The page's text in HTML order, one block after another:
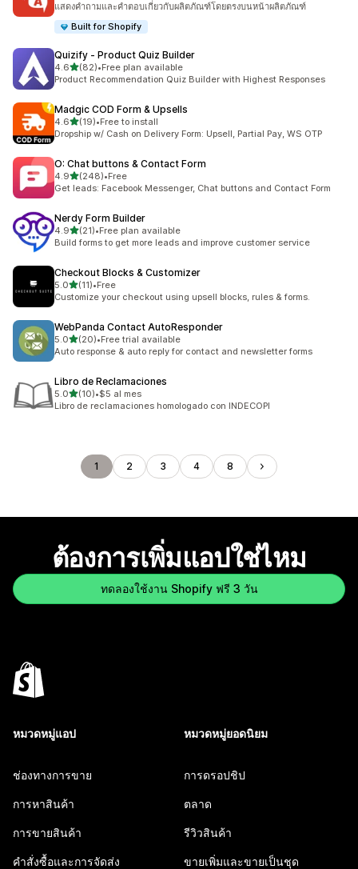
แสดงคำถามและคำตอบเกี่ยวกับผลิตภัณฑ์โดยตรงบนหน้าผลิตภัณฑ์
Built for Shopify
Quizify ‑ Product Quiz Builder
4.6เต็ม 5 ดาว
(82)
ทั้งหมด 82 รีวิว
•Free plan available
Product Recommendation Quiz Builder with Highest Responses
Madgic COD Form & Upsells
4.6เต็ม 5 ดาว
(19)
ทั้งหมด 19 รีวิว
•Free to install
Dropship w/ Cash on Delivery Form: Upsell, Partial Pay, WS OTP
O: Chat buttons & Contact Form
4.9เต็ม 5 ดาว
(248)
ทั้งหมด 248 รีวิว
•Free
Get leads: Facebook Messenger, Chat buttons and Contact Form
Nerdy Form Builder
4.9เต็ม 5 ดาว
(21)
ทั้งหมด 21 รีวิว
•Free plan available
Build forms to get more leads and improve customer service
Checkout Blocks & Customizer
5.0เต็ม 5 ดาว
(11)
ทั้งหมด 11 รีวิว
•Free
Customize your checkout using upsell blocks, rules & forms.
WebPanda Contact AutoResponder
5.0เต็ม 5 ดาว
(20)
ทั้งหมด 20 รีวิว
•Free trial available
Auto response & auto reply for contact and newsletter forms
Libro de Reclamaciones
5.0เต็ม 5 ดาว
(10)
ทั้งหมด 10 รีวิว
•$5 al mes
Libro de reclamaciones homologado con INDECOPI
1 2 3 4 8
ต้องการเพิ่มแอปใช่ไหม
ทดลองใช้งาน Shopify ฟรี 3 วัน
หมวดหมู่แอป
ช่องทางการขาย
การหาสินค้า
การขายสินค้า
คำสั่งซื้อและการจัดส่ง
หมวดหมู่ยอดนิยม
การดรอปชิป
ตลาด
รีวิวสินค้า
ขายเพิ่มและขายเป็นชุด